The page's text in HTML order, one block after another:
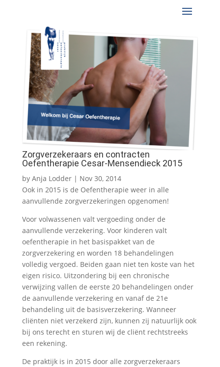
Zorgverzekeraars en contracten
Oefentherapie Cesar-Mensendieck 2015
by Anja Lodder| Nov 30, 2014
Ook in 2015 is de Oefentherapie weer in alle
aanvullende zorgverzekeringen opgenomen!
Voor volwassenen valt vergoeding onder de
aanvullende verzekering. Voor kinderen valt
oefentherapie in het basispakket van de
zorgverzekering en worden 18 behandelingen
volledig vergoed. Beiden gaan niet ten koste van het
eigen risico. Uitzondering bij een chronische
verwijzing vallen de eerste 20 behandelingen onder
de aanvullende verzekering en vanaf de 21e
behandeling uit de basisverzekering. Wanneer
cliënten niet verzekerd zijn, kunnen zij natuurlijk ook
bij ons terecht en sturen wij de cliënt rechtstreeks
een rekening.
De praktijk is in 2015 door alle zorgverzekeraars